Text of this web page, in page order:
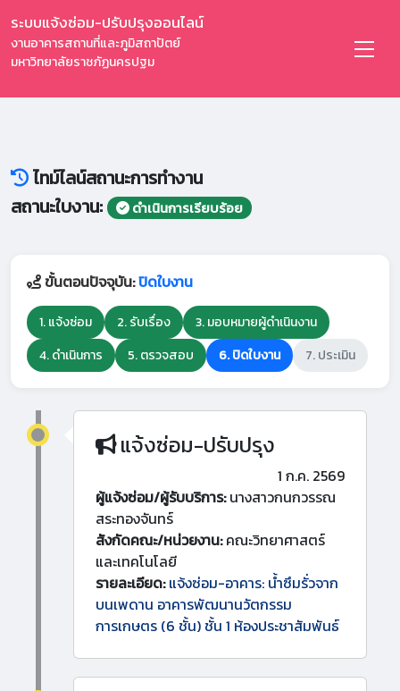
ระบบแจ้งซ่อม-ปรับปรุงออนไลน์
งานอาคารสถานที่และภูมิสถาปัตย์
มหาวิทยาลัยราชภัฏนครปฐม
ไทม์ไลน์สถานะการทำงาน
สถานะใบงาน:
ดำเนินการเรียบร้อย
ขั้นตอนปัจจุบัน:ปิดใบงาน
1. แจ้งซ่อม 2. รับเรื่อง
3. มอบหมายผู้ดำเนินงาน
4. ดำเนินการ
5. ตรวจสอบ 6. ปิดใบงาน 7. ประเมิน
แจ้งซ่อม-ปรับปรุง
1 ก.ค. 2569
ผู้แจ้งซ่อม/ผู้รับบริการ:นางสาวกนกวรรณ
สระทองจันทร์
สังกัดคณะ/หน่วยงาน:คณะวิทยาศาสตร์
และเทคโนโลยี
รายละเอียด: แจ้งซ่อม-อาคาร: น้ำซึมรั่วจาก
บนเพดาน อาคารพัฒนานวัตกรรม
การเกษตร (6 ชั้น) ชั้น 1 ห้องประชาสัมพันธ์